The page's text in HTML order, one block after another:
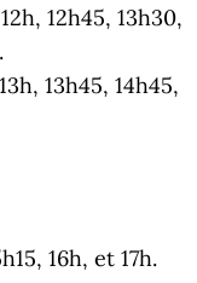
12h45, 13h30,
13h45, 14h45,
16h, et 17h.